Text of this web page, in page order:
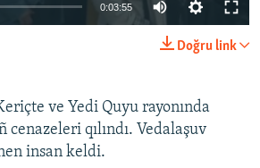
0:03:55
Doğru link
ve Yedi Quyu rayonında
cenazeleri qılındı. Vedalaşuv
insan keldi.